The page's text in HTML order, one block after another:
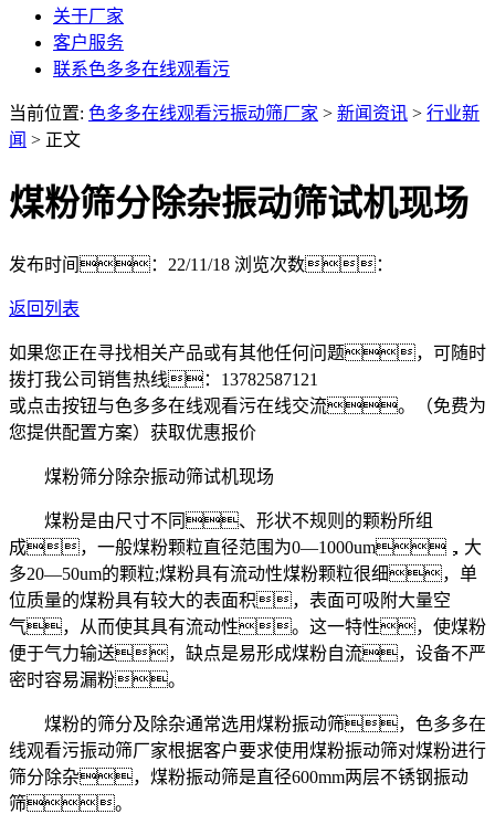
关于厂家
客户服务
联系色多多在线观看污
当前位置: 色多多在线观看污振动筛厂家 > 新闻资讯 > 行业新
闻 > 正文
煤粉筛分除杂振动筛试机现场
发布时间：22/11/18 浏览次数：
返回列表
如果您正在寻找相关产品或有其他任何问题，可随时
拨打我公司销售热线： 13782587121
或点击按钮与色多多在线观看污在线交流。（免费为
您提供配置方案） 获取优惠报价
煤粉筛分除杂振动筛试机现场
煤粉是由尺寸不同、形状不规则的颗粉所组
成，一般煤粉颗粒直径范围为0—1000um，大
多20—50um的颗粒;煤粉具有流动性煤粉颗粒很细，单
位质量的煤粉具有较大的表面积，表面可吸附大量空
气，从而使其具有流动性。这一特性，使煤粉
便于气力输送，缺点是易形成煤粉自流，设备不严
密时容易漏粉。
煤粉的筛分及除杂通常选用煤粉振动筛，色多多在
线观看污振动筛厂家根据客户要求使用煤粉振动筛对煤粉进行
筛分除杂，煤粉振动筛是直径600mm两层不锈钢振动
筛。